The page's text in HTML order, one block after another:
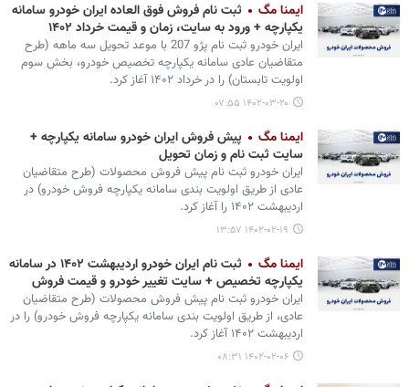
ایمنا مگ
ثبت نام فروش فوق العاده ایران خودرو سامانه
یکپارچه + ورود به سایت، زمان و قیمت خرداد ۱۴۰۲
ایران خودرو ثبت نام پژو 207 با موعد تحویل سه ماهه (طرح
متقاضیان عادی سامانه یکپارچه تخصیص خودرو، بخش سوم
اولویت تابستان) را در خرداد ۱۴۰۲ آغاز کرد.
۱۴۰۲-۰۳-۲۰ ۰۷:۵۵
ایمنا مگ
پیش فروش ایران خودرو سامانه یکپارچه +
سایت ثبت نام و زمان تحویل
ایران خودرو ثبت نام پیش فروش محصولات (طرح متقاضیان
عادی از طریق اولویت بندی سامانه یکپارچه فروش خودرو) در
اردیبهشت ۱۴۰۲ را آغاز کرد.
۱۴۰۲-۰۲-۱۹ ۱۳:۵۷
ایمنا مگ
ثبت نام ایران خودرو اردیبهشت ۱۴۰۲ در سامانه
یکپارچه تخصیص + سایت تغییر خودرو و قیمت فروش
ایران خودرو ثبت نام پیش فروش محصولات (طرح متقاضیان
عادی، از طریق اولویت بندی سامانه یکپارچه فروش خودرو) را در
اردیبهشت ۱۴۰۲ آغاز کرد.
۱۴۰۲-۰۲-۰۶ ۰۸:۳۱